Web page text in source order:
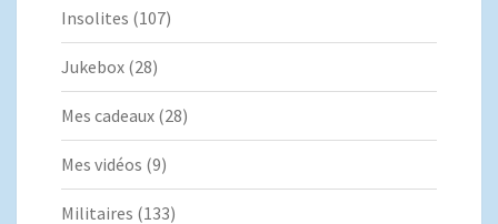
Insolites (107)
Jukebox (28)
Mes cadeaux (28)
Mes vidéos (9)
Militaires (133)